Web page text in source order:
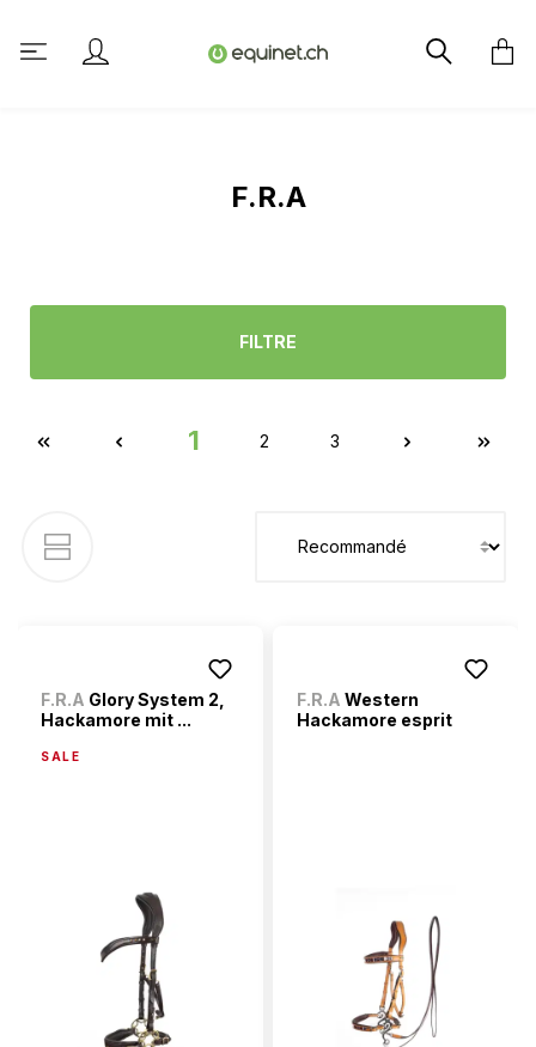
F.R.A
FILTRE
1 2 3
F.R.A Glory System 2,
Hackamore mit ...
SALE
F.R.A Western
Hackamore esprit